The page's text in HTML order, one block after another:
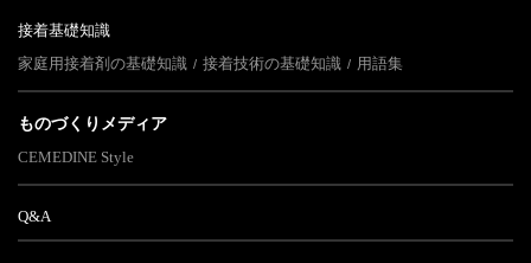
接着基礎知識
家庭用接着剤の基礎知識
接着技術の基礎知識 用語集
ものづくりメディア
CEMEDINE Style
Q&A